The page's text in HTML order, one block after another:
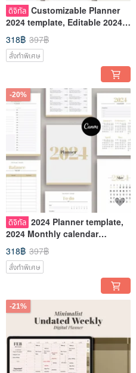
ดิจิทัล Customizable Planner
2024 template, Editable 2024
Monthly calendar template,
Can
318฿ 397฿
สั่งทำพิเศษ
-20%
ดิจิทัล 2024 Planner template,
2024 Monthly calendar
template, Editable Canva
template
318฿ 397฿
สั่งทำพิเศษ
-21%